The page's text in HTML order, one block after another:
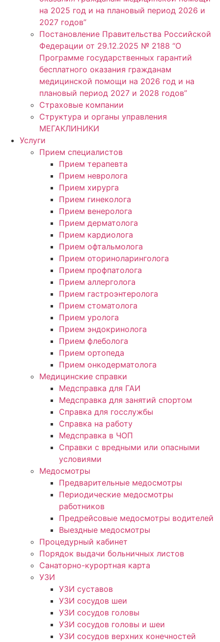
на 2025 год и на плановый период 2026 и
2027 годов”
Постановление Правительства Российской
Федерации от 29.12.2025 № 2188 “О
Программе государственных гарантий
бесплатного оказания гражданам
медицинской помощи на 2026 год и на
плановый период 2027 и 2028 годов”
Страховые компании
Структура и органы управления
МЕГАКЛИНИКИ
Услуги
Прием специалистов
Прием терапевта
Прием невролога
Прием хирурга
Прием гинеколога
Прием венеролога
Прием дерматолога
Прием кардиолога
Прием офтальмолога
Прием оториноларинголога
Прием профпатолога
Прием аллерголога
Прием гастроэнтеролога
Прием стоматолога
Прием уролога
Прием эндокринолога
Прием флеболога
Прием ортопеда
Прием онкодерматолога
Медицинские справки
Медсправка для ГАИ
Медсправка для занятий спортом
Справка для госслужбы
Справка на работу
Медсправка в ЧОП
Справки с вредными или опасными
условиями
Медосмотры
Предварительные медосмотры
Периодические медосмотры
работников
Предрейсовые медосмотры водителей
Выездные медосмотры
Процедурный кабинет
Порядок выдачи больничных листов
Санаторно-курортная карта
УЗИ
УЗИ суставов
УЗИ сосудов шеи
УЗИ сосудов головы
УЗИ сосудов головы и шеи
УЗИ сосудов верхних конечностей